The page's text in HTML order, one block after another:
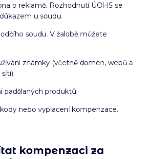
o reklamě. Rozhodnutí ÚOHS se
u soudu.
soudu. V žalobě můžete
známky (včetně domén, webů a
padělaných produktů;
nebo vyplacení kompenzace.
kompenzaci za